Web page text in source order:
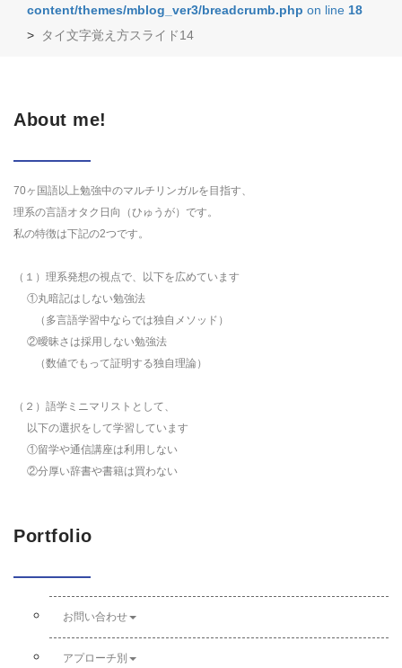
content/themes/mblog_ver3/breadcrumb.php on line 18
>
タイ文字覚え方スライド14
About me!
70ヶ国語以上勉強中のマルチリンガルを目指す、
理系の言語オタク日向（ひゅうが）です。
私の特徴は下記の2つです。
（１）理系発想の視点で、以下を広めています
①丸暗記はしない勉強法
（多言語学習中ならでは独自メソッド）
②曖昧さは採用しない勉強法
（数値でもって証明する独自理論）
（２）語学ミニマリストとして、
以下の選択をして学習しています
①留学や通信講座は利用しない
②分厚い辞書や書籍は買わない
Portfolio
お問い合わせ
アプローチ別